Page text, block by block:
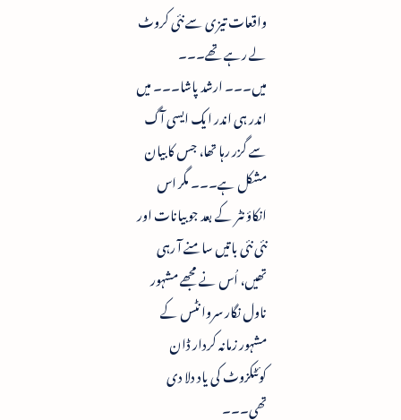
واقعات تیزی سے نئی کروٹ
لے رہے تھے۔۔۔
میں۔۔۔ ارشد پاشا۔۔۔ میں
اندر ہی اندر ایک ایسی آگ
سے گزر رہا تھا، جس کا بیان
مشکل ہے۔۔۔ مگر اس
انکاؤنٹر کے بعد جو بیانات اور
نئی نئی باتیں سامنے آ رہی
تھیں، اُس نے مجھے مشہور
ناول نگار سروانٹس کے
مشہور زمانہ کردار ڈان
کوئٹکزوٹ کی یاد دلا دی
تھی۔۔۔